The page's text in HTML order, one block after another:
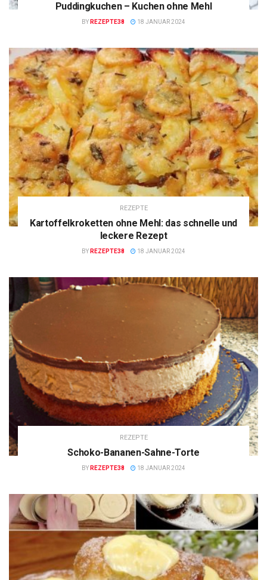
Puddingkuchen – Kuchen ohne Mehl
BY REZEPTE38 18 JANUAR 2024
REZEPTE
Kartoffelkroketten ohne Mehl: das schnelle und
leckere Rezept
BY REZEPTE38 18 JANUAR 2024
REZEPTE
Schoko-Bananen-Sahne-Torte
BY REZEPTE38 18 JANUAR 2024